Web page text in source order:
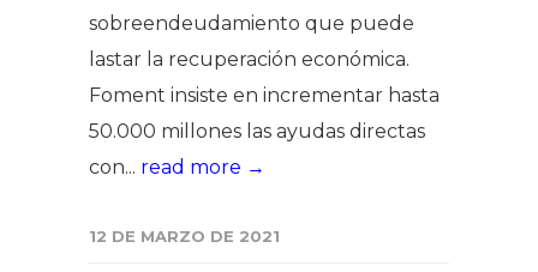
sobreendeudamiento que puede
lastar la recuperación económica.
Foment insiste en incrementar hasta
50.000 millones las ayudas directas
con... read more →
12 DE MARZO DE 2021